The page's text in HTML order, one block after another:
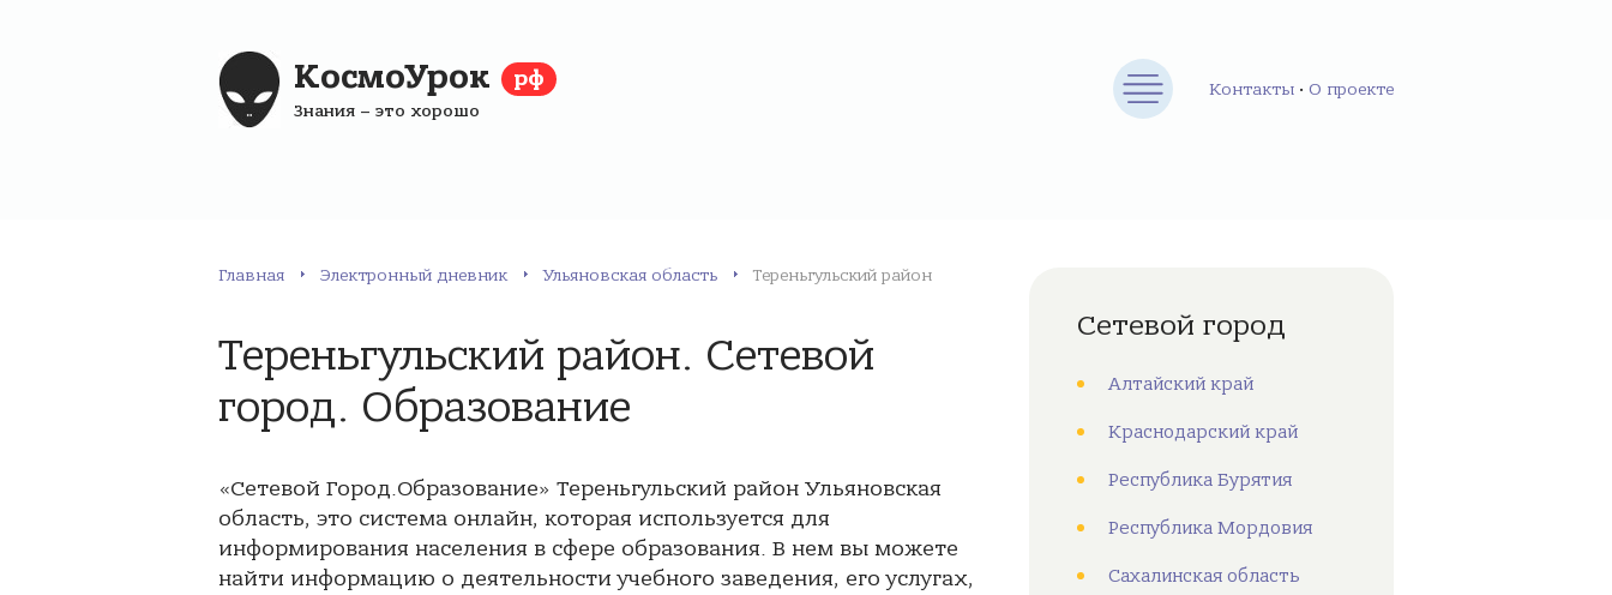
КосмоУрок рф
Знания – это хорошо
Контакты • О проекте
Главная Электронный дневник Ульяновская область Тереньгульский район
Тереньгульский район. Сетевой
город. Образование
«Сетевой Город.Образование» Тереньгульский район Ульяновская
область, это система онлайн, которая используется для
информирования населения в сфере образования. В нем вы можете
найти информацию о деятельности учебного заведения, его услугах,
Сетевой город
Алтайский край
Краснодарский край
Республика Бурятия
Республика Мордовия
Сахалинская область